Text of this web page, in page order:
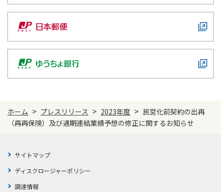
ログイン
ご契約内容の確認
保険の探し方のポイント
保険かんたん診断
これからのライフイベントでかかる費用とは？
ご契約手続きの流れ
保険料のお払込方法
保険用語集
お問い合わせ
ライフプラン
健康情報
株主・投資家のみなさまへ
日本郵政グループとしての取り組み
採用情報
CM・オウンドメディア／ソーシャルメディア
かんぽブランド
かんぽ生命のサステナビリティ
採用情報
English
ホーム > プレスリリース > 2023年度 > 民営化前契約の出再
（再再保険）及び通期連結業績予想の修正に関するお知らせ
サイトマップ
ディスクロージャーポリシー
調達情報